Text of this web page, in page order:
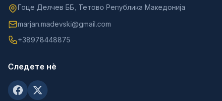
Гоце Делчев ББ, Тетово Република Македонија
marjan.madevski@gmail.com
+38978448875
Следете нè